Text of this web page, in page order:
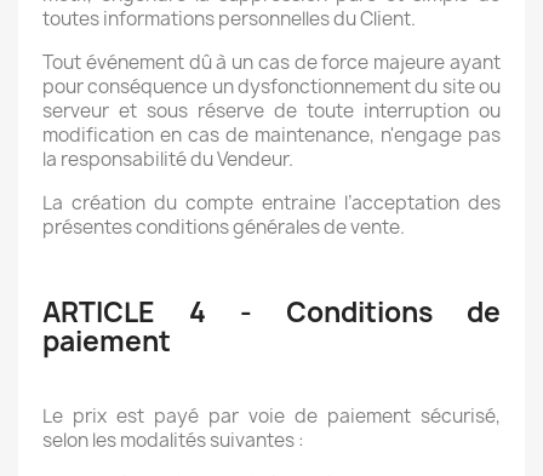
toutes informations personnelles du Client.
Tout événement dû à un cas de force majeure ayant
pour conséquence un dysfonctionnement du site ou
serveur et sous réserve de toute interruption ou
modification en cas de maintenance, n'engage pas
la responsabilité du Vendeur.
La création du compte entraine l’acceptation des
présentes conditions générales de vente.
ARTICLE 4 - Conditions de
paiement
Le prix est payé par voie de paiement sécurisé,
selon les modalités suivantes :